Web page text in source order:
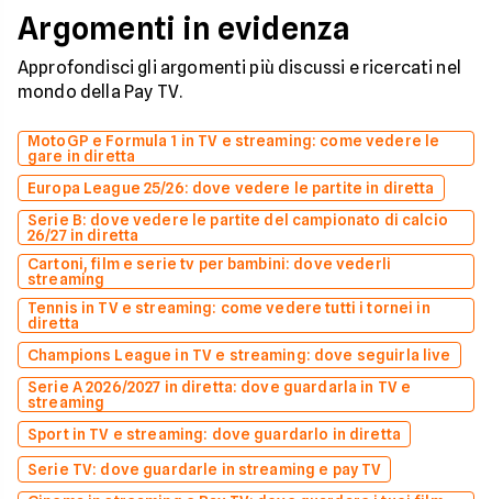
Argomenti in evidenza
Approfondisci gli argomenti più discussi e ricercati nel
mondo della Pay TV.
MotoGP e Formula 1 in TV e streaming: come vedere le
gare in diretta
Europa League 25/26: dove vedere le partite in diretta
Serie B: dove vedere le partite del campionato di calcio
26/27 in diretta
Cartoni, film e serie tv per bambini: dove vederli
streaming
Tennis in TV e streaming: come vedere tutti i tornei in
diretta
Champions League in TV e streaming: dove seguirla live
Serie A 2026/2027 in diretta: dove guardarla in TV e
streaming
Sport in TV e streaming: dove guardarlo in diretta
Serie TV: dove guardarle in streaming e pay TV